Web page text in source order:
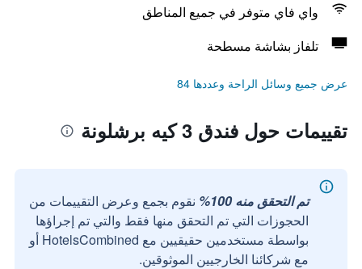
واي فاي متوفر في جميع المناطق
تلفاز بشاشة مسطحة
عرض جميع وسائل الراحة وعددها 84
تقييمات حول فندق 3 كيه برشلونة
تم التحقق منه 100%
نقوم بجمع وعرض التقييمات من
الحجوزات التي تم التحقق منها فقط والتي تم إجراؤها
بواسطة مستخدمين حقيقيين مع HotelsCombined أو
مع شركائنا الخارجيين الموثوقين.